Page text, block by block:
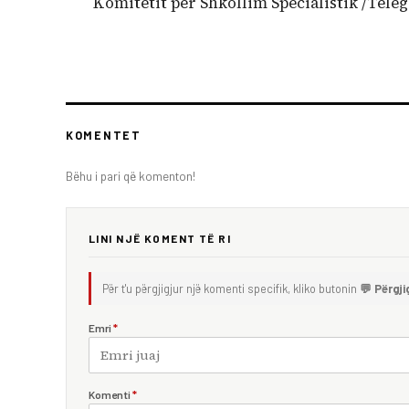
KOMENTET
Bëhu i pari që komenton!
LINI NJË KOMENT TË RI
Për t'u përgjigjur një komenti specifik, kliko butonin 💬
Emri *
Komenti *